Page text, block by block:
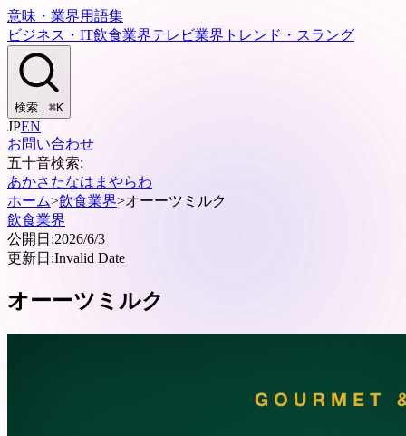
意味・業界用語集
ビジネス・IT飲食業界テレビ業界 トレンド・スラング
検索...⌘K
JPEN
お問い合わせ
五十音検索:
あかさ たなは ま やらわ
ホーム>飲食業界>オーーツミルク
飲食業界
公開日:2026/6/3
更新日:Invalid Date
オーーツミルク